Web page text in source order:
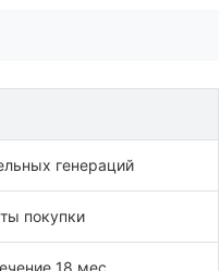
генераций
покупки
18 мес.